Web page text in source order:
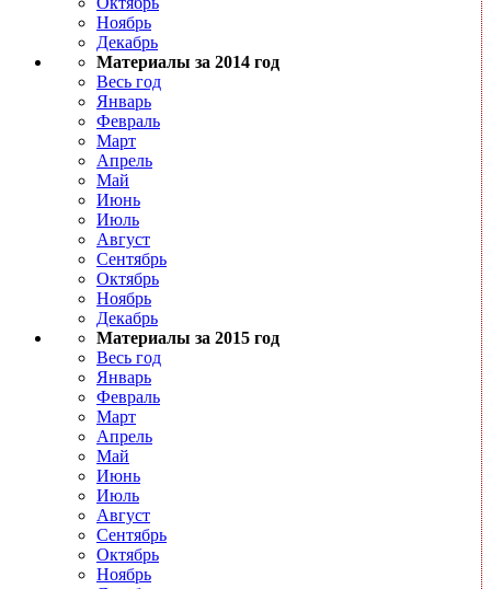
Ноябрь
Декабрь
Материалы за 2014 год
Весь год
Январь
Февраль
Март
Апрель
Май
Июнь
Июль
Август
Сентябрь
Октябрь
Ноябрь
Декабрь
Материалы за 2015 год
Весь год
Январь
Февраль
Март
Апрель
Май
Июнь
Июль
Август
Сентябрь
Октябрь
Ноябрь